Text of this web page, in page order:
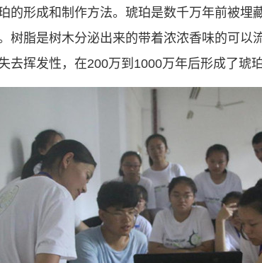
中
发
的形成和制作方法。琥珀是数千万年前被埋
树脂是树木分泌出来的带着浓浓香味的可
挥发性，在200万到1000万年后形成了琥